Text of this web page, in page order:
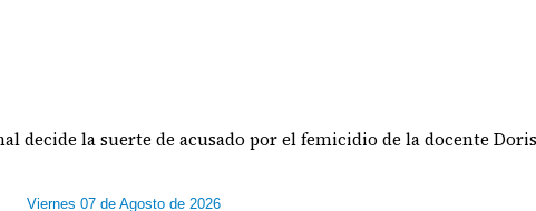
la suerte de acusado por el femicidio de la docente Doris Franco
Viernes 07 de Agosto de 2026